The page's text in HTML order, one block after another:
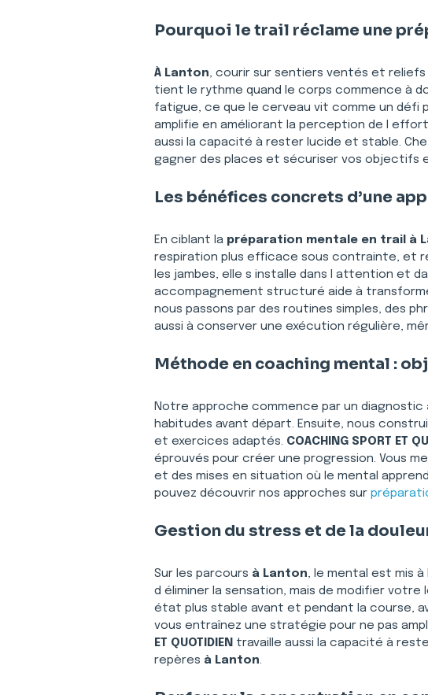
Pourquoi le trail réclame une
À Lanton, courir sur sentiers ventés et reliefs
tient le rythme quand le corps commence à
fatigue, ce que le cerveau vit comme un défi
amplifie en améliorant la perception de l
aussi la capacité à rester lucide et stable.
gagner des places et sécuriser vos objectifs
Les bénéfices concrets d’une
En ciblant la préparation mentale en trail à
respiration plus efficace sous contrainte, et
les jambes, elle s installe dans l attention et
accompagnement structuré aide à
nous passons par des routines simples, des
aussi à conserver une exécution régulière,
Méthode en coaching mental :
Notre approche commence par un diagnostic
habitudes avant départ. Ensuite, nous
et exercices adaptés. COACHING SPORT ET
éprouvés pour créer une progression. Vous
et des mises en situation où le mental
pouvez découvrir nos approches sur
Gestion du stress et de la
Sur les parcours à Lanton, le mental est mis
d éliminer la sensation, mais de modifier
état plus stable avant et pendant la course,
vous entraînez une stratégie pour ne pas
ET QUOTIDIEN travaille aussi la capacité à
repères à Lanton.